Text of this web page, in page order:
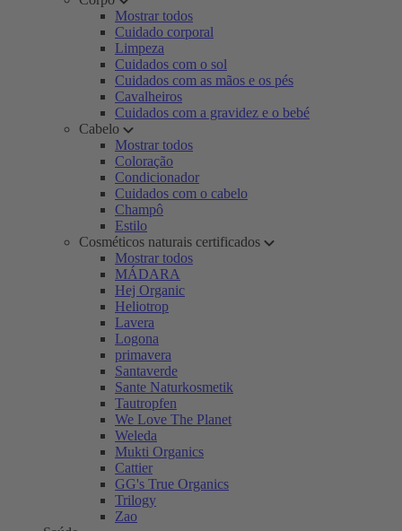
Mostrar todos
Cuidado corporal
Limpeza
Cuidados com o sol
Cuidados com as mãos e os pés
Cavalheiros
Cuidados com a gravidez e o bebé
Cabelo
Mostrar todos
Coloração
Condicionador
Cuidados com o cabelo
Champô
Estilo
Cosméticos naturais certificados
Mostrar todos
MÁDARA
Hej Organic
Heliotrop
Lavera
Logona
primavera
Santaverde
Sante Naturkosmetik
Tautropfen
We Love The Planet
Weleda
Mukti Organics
Cattier
GG's True Organics
Trilogy
Zao